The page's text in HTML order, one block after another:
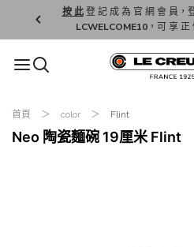
按 此登 記 成 為 官 網 會 員，
LCWELCOME10，可 享 正
首頁 color Flint
Neo 陶瓷麵碗 19厘米 Flint